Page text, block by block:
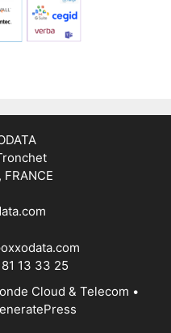
FRANCE
13 33 25
Cloud & Telecom •